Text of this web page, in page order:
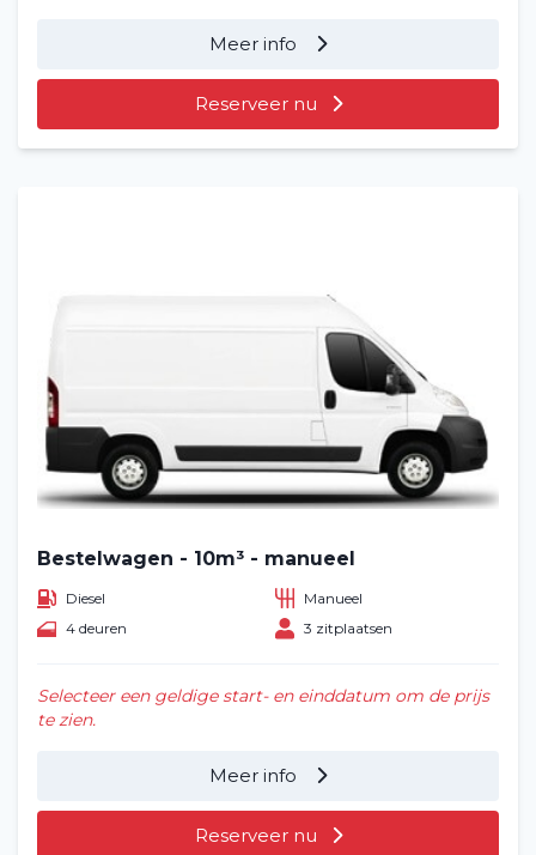
Meer info
Reserveer nu
Bestelwagen - 10m³ - manueel
Diesel
Manueel
4 deuren
3 zitplaatsen
Selecteer een geldige start- en einddatum om de prijs
te zien.
Meer info
Reserveer nu